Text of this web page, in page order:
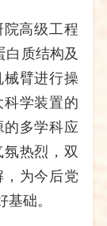
高级工程
白质结构及
臂进行操
学装置的
多学科应
热烈，双
为今后党
础。